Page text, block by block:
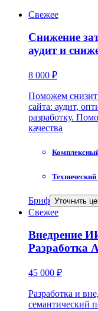
Свежее
Снижение
аудит и
8 000 ₽
Поможем
сайта: аудит,
разработку.
качества
Технический
Бриф Уточнить
Свежее
Внедрение
Разработка
45 000 ₽
Разработка и
семантический